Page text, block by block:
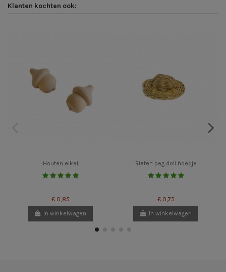
Klanten kochten ook:
Houten eikel
€ 0,85
In winkelwagen
Rieten peg doll hoedje
€ 0,75
In winkelwagen